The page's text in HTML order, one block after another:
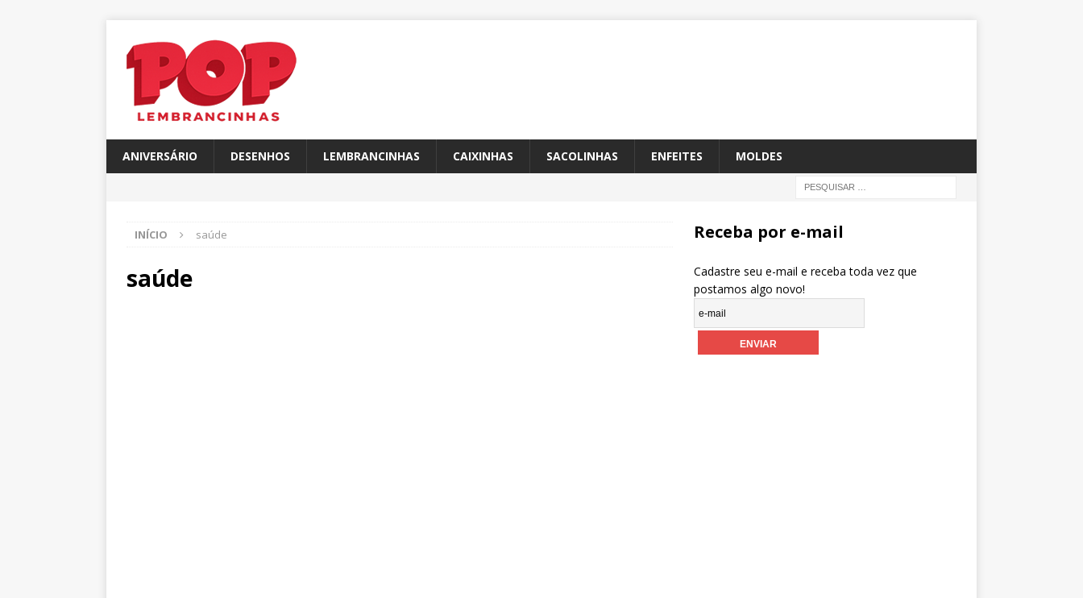
ANIVERSÁRIO DESENHOS LEMBRANCINHAS CAIXINHAS SACOLINHAS ENFEITES MOLDES
INÍCIO saúde
saúde
Receba por e-mail
Cadastre seu e-mail e receba toda vez que
postamos algo novo!